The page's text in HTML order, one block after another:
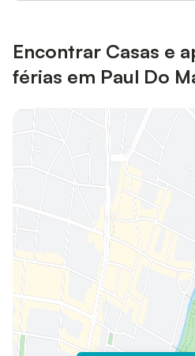
Encontrar Casas e
férias em Paul Do